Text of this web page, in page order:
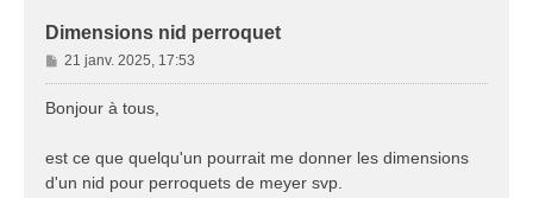
Dimensions nid perroquet
M
e
s
g
e
21 janv. 2025, 17:53
Bonjour à tous,
est ce que quelqu'un pourrait me donner les dimensions
d'un nid pour perroquets de meyer svp.